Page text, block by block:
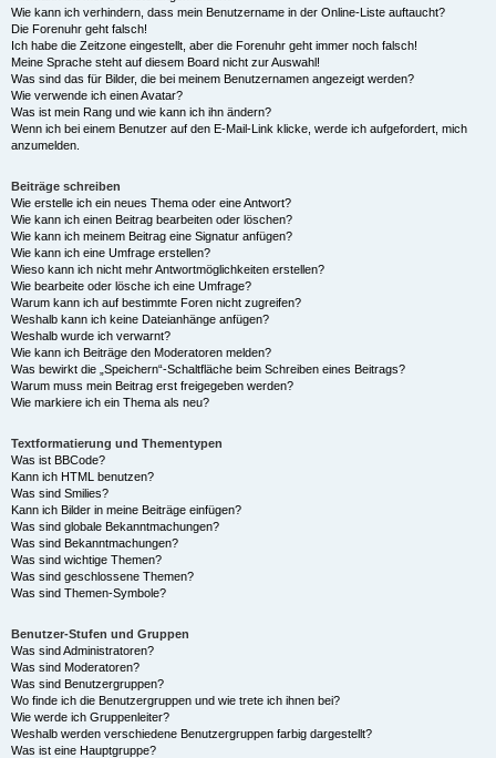
Wie kann ich verhindern, dass mein Benutzername in der Online-Liste auftaucht?
Die Forenuhr geht falsch!
Ich habe die Zeitzone eingestellt, aber die Forenuhr geht immer noch falsch!
Meine Sprache steht auf diesem Board nicht zur Auswahl!
Was sind das für Bilder, die bei meinem Benutzernamen angezeigt werden?
Wie verwende ich einen Avatar?
Was ist mein Rang und wie kann ich ihn ändern?
Wenn ich bei einem Benutzer auf den E-Mail-Link klicke, werde ich aufgefordert, mich
anzumelden.
Beiträge schreiben
Wie erstelle ich ein neues Thema oder eine Antwort?
Wie kann ich einen Beitrag bearbeiten oder löschen?
Wie kann ich meinem Beitrag eine Signatur anfügen?
Wie kann ich eine Umfrage erstellen?
Wieso kann ich nicht mehr Antwortmöglichkeiten erstellen?
Wie bearbeite oder lösche ich eine Umfrage?
Warum kann ich auf bestimmte Foren nicht zugreifen?
Weshalb kann ich keine Dateianhänge anfügen?
Weshalb wurde ich verwarnt?
Wie kann ich Beiträge den Moderatoren melden?
Was bewirkt die „Speichern“-Schaltfläche beim Schreiben eines Beitrags?
Warum muss mein Beitrag erst freigegeben werden?
Wie markiere ich ein Thema als neu?
Textformatierung und Thementypen
Was ist BBCode?
Kann ich HTML benutzen?
Was sind Smilies?
Kann ich Bilder in meine Beiträge einfügen?
Was sind globale Bekanntmachungen?
Was sind Bekanntmachungen?
Was sind wichtige Themen?
Was sind geschlossene Themen?
Was sind Themen-Symbole?
Benutzer-Stufen und Gruppen
Was sind Administratoren?
Was sind Moderatoren?
Was sind Benutzergruppen?
Wo finde ich die Benutzergruppen und wie trete ich ihnen bei?
Wie werde ich Gruppenleiter?
Weshalb werden verschiedene Benutzergruppen farbig dargestellt?
Was ist eine Hauptgruppe?